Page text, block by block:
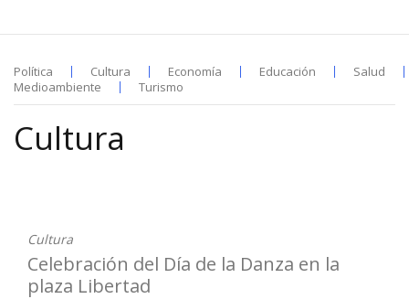
Política Cultura Economía Educación
Salud
Medioambiente
Turismo
Cultura
Cultura
Celebración del Día de la Danza en la
plaza Libertad